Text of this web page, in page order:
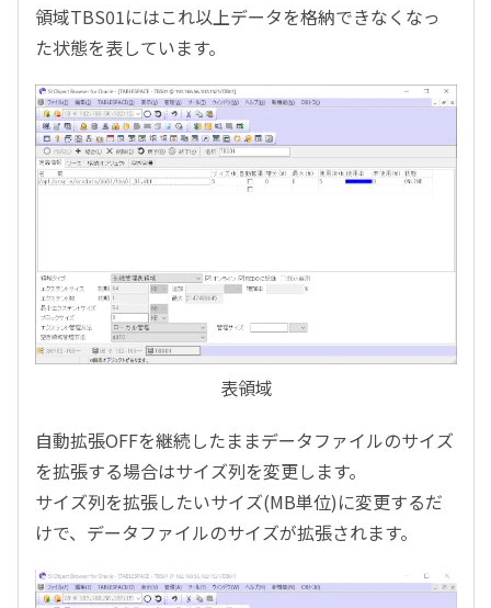
領域TBS01にはこれ以上データを格納できなくなっ
た状態を表しています。
表領域
自動拡張OFFを継続したままデータファイルのサイズ
を拡張する場合はサイズ列を変更します。
サイズ列を拡張したいサイズ(MB単位)に変更するだ
けで、データファイルのサイズが拡張されます。